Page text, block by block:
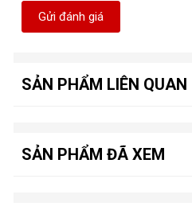
Gửi đánh giá
SẢN PHẨM LIÊN QUAN
SẢN PHẨM ĐÃ XEM